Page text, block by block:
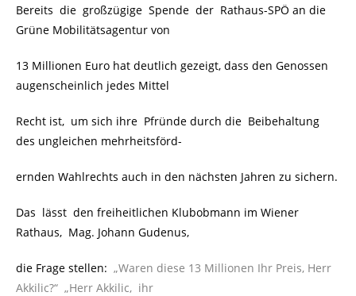
Bereits die großzügige Spende der Rathaus-SPÖ an die
Grüne Mobilitätsagentur von
13 Millionen Euro hat deutlich gezeigt, dass den Genossen
augenscheinlich jedes Mittel
Recht ist, um sich ihre Pfründe durch die Beibehaltung
des ungleichen mehrheitsförd-
ernden Wahlrechts auch in den nächsten Jahren zu sichern.
Das lässt den freiheitlichen Klubobmann im Wiener
Rathaus, Mag. Johann Gudenus,
die Frage stellen: „Waren diese 13 Millionen Ihr Preis, Herr
Akkilic?“ „Herr Akkilic, ihr